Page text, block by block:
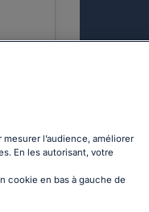
l’audience, améliorer
En les autorisant, votre
cookie en bas à gauche de